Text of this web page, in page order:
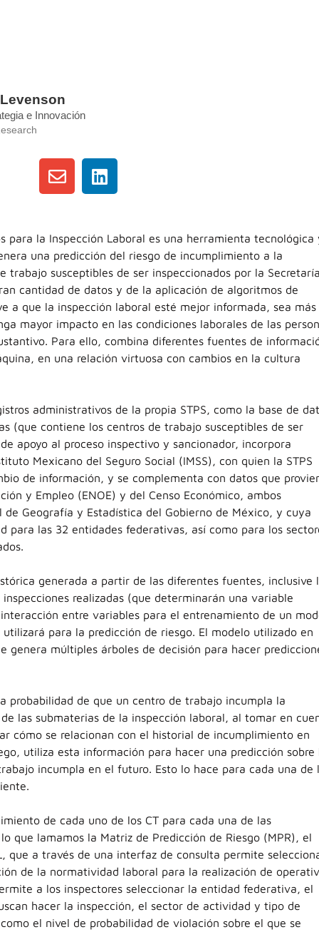
e Innovación
para la Inspección Laboral es una herramienta tecnológica
una predicción del riesgo de incumplimiento a la
trabajo susceptibles de ser inspeccionados por la
cantidad de datos y de la aplicación de algoritmos de
a que la inspección laboral esté mejor informada, sea más
mayor impacto en las condiciones laborales de las
Para ello, combina diferentes fuentes de
en una relación virtuosa con cambios en la cultura
administrativos de la propia STPS, como la base de
(que contiene los centros de trabajo susceptibles de ser
apoyo al proceso inspectivo y sancionador, incorpora
Mexicano del Seguro Social (IMSS), con quien la STPS
de información, y se complementa con datos que
y Empleo (ENOE) y del Censo Económico, ambos
Geografía y Estadística del Gobierno de México, y cuya
para las 32 entidades federativas, así como para los
generada a partir de las diferentes fuentes, inclusive
realizadas (que determinarán una variable
entre variables para el entrenamiento de un
para la predicción de riesgo. El modelo utilizado en
genera múltiples árboles de decisión para hacer
probabilidad de que un centro de trabajo incumpla la
las submaterias de la inspección laboral, al tomar en
cómo se relacionan con el historial de incumplimiento en
utiliza esta información para hacer una predicción sobre
incumpla en el futuro. Esto lo hace para cada una de
de cada uno de los CT para cada una de las
que lamamos la Matriz de Predicción de Riesgo (MPR), el
que a través de una interfaz de consulta permite
de la normatividad laboral para la realización de
a los inspectores seleccionar la entidad federativa, el
hacer la inspección, el sector de actividad y tipo de
el nivel de probabilidad de violación sobre el que se